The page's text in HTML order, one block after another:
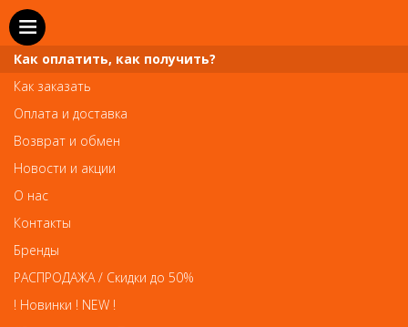
SEO
Как оплатить, как получить?
Как заказать
Оплата и доставка
Возврат и обмен
Новости и акции
О нас
Контакты
Бренды
РАСПРОДАЖА / Скидки до 50%
! Новинки ! NEW !